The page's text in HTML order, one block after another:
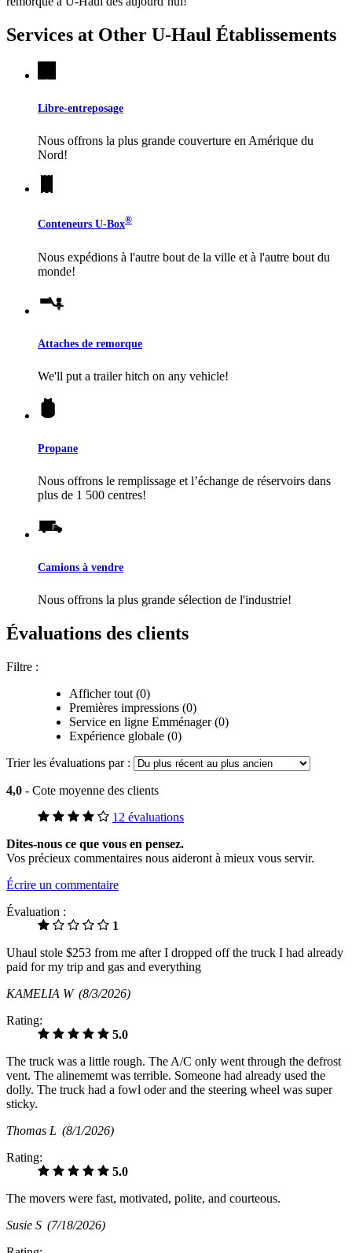
Services at Other U-Haul Établissements
Libre-entreposage
Nous offrons la plus grande couverture en Amérique du
Nord!
Conteneurs U-Box®
Nous expédions à l'autre bout de la ville et à l'autre bout du
monde!
Attaches de remorque
We'll put a trailer hitch on any vehicle!
Propane
Nous offrons le remplissage et l’échange de réservoirs dans
plus de 1 500 centres!
Camions à vendre
Nous offrons la plus grande sélection de l'industrie!
Évaluations des clients
Filtre :
Afficher tout (0)
Premières impressions (0)
Service en ligne Emménager (0)
Expérience globale (0)
Trier les évaluations par :
4,0 - Cote moyenne des clients
12 évaluations
Dites-nous ce que vous en pensez.
Vos précieux commentaires nous aideront à mieux vous servir.
Écrire un commentaire
Évaluation :
1
Uhaul stole $253 from me after I dropped off the truck I had already
paid for my trip and gas and everything
KAMELIA W (8/3/2026)
Rating:
5.0
The truck was a little rough. The A/C only went through the defrost
vent. The alinememt was terrible. Someone had already used the
dolly. The truck had a fowl oder and the steering wheel was super
sticky.
Thomas L (8/1/2026)
Rating:
5.0
The movers were fast, motivated, polite, and courteous.
Susie S (7/18/2026)